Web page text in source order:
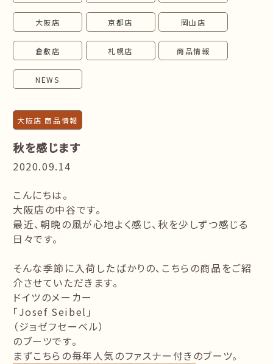
大阪店 京都店 岡山店
倉敷店 札幌店 商品情報
NEWS
大阪店 商品情報
秋を感じます
2020.09.14
こんにちは。
大阪店の中谷です。
最近、朝晩の風が心地よく感じ、秋を少しずつ感じる
日々です。
そんな季節に入荷したばかりの、こちらの商品をご紹
介させていただきます。
ドイツのメーカー
「Josef Seibel」
（ジョゼフセーベル）
のブーツです。
まずこちらの毎年人気のファスナー付きのブーツ。